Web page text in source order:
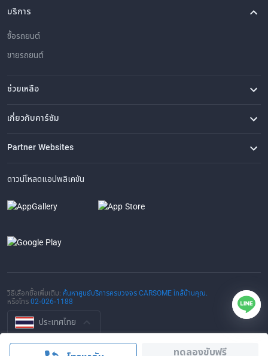
ทดลองขับฟรี
บริการ
ซื้อรถยนต์
ขายรถยนต์
ช่วยเหลือ
คำถามที่พบบ่อย
ติดต่อเรา
ที่ตั้งของเรา
เกี่ยวกับคาร์ซัม
เรื่องราวของเรา
ซื้อรถจาก CARSOME
บทความ
การแจ้งเบาะแส
ร่วมงานกับเรา
Partner Websites
AutoFun
One2Car
AutoSpinn
CarTimes
ดาวน์โหลดแอปพลิเคชัน
วิธีเลือกซื้อเพิ่มเติม: ค้นหาศูนย์บริการครบวงจร CARSOME ใกล้บ้านคุณ.
หรือโทร02-026-1188
ประเทศไทย
© 2016-2025 CARSOME (THAILAND) CO., LTD.(105559096112) สงวน